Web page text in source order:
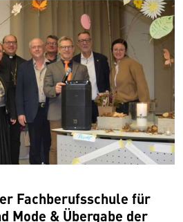
Fachberufsschule für
Mode & Übergabe der